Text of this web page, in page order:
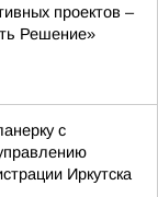
проектов –
Решение»
с
Иркутска